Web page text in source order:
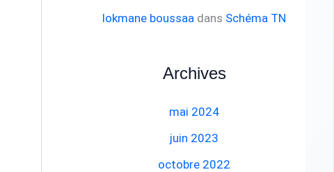
lokmane boussaa dans Schéma TN
Archives
mai 2024
juin 2023
octobre 2022